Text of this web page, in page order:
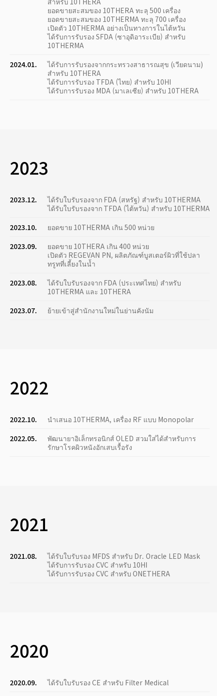
ยอดขายสะสมของ 10THERA ทะลุ 500 เครื่อง
ยอดขายสะสมของ 10THERMA ทะลุ 700 เครื่อง
เปิดตัว 10THERMA อย่างเป็นทางการในไต้หวัน
ได้รับการรับรอง SFDA (ซาอุดิอาระเบีย) สำหรับ
10THERMA
2024.01.
ได้รับการรับรองจากกระทรวงสาธารณสุข (เวียดนาม)
สำหรับ 10THERA
ได้รับการรับรอง TFDA (ไทย) สำหรับ 10HI
ได้รับการรับรอง MDA (มาเลเซีย) สำหรับ 10THERA
2023
2023.12.
ได้รับใบรับรองจาก FDA (สหรัฐ) สำหรับ 10THERMA
ได้รับใบรับรองจาก TFDA (ไต้หวัน) สำหรับ 10THERMA
2023.10.
ยอดขาย 10THERMA เกิน 500 หน่วย
2023.09.
ยอดขาย 10THERA เกิน 400 หน่วย
เปิดตัว REGEVAN PN, ผลิตภัณฑ์บูสเตอร์ผิวที่ใช้ปลา
ทรูทที่เลี้ยงในน้ำ
2023.08.
ได้รับใบรับรองจาก FDA (ประเทศไทย) สำหรับ
10THERMA และ 10THERA
2023.07.
ย้ายเข้าสู่สำนักงานใหม่ในย่านคังนัม
2022
2022.10.
นำเสนอ 10THERMA, เครื่อง RF แบบ Monopolar
2022.05.
พัฒนายาอิเล็กทรอนิกส์ OLED สวมใส่ได้สำหรับการ
รักษาโรคผิวหนังอักเสบเรื้อรัง
2021
2021.08.
ได้รับใบรับรอง MFDS สำหรับ Dr. Oracle LED Mask
ได้รับการรับรอง CVC สำหรับ 10HI
ได้รับการรับรอง CVC สำหรับ ONETHERA
2020
2020.09.
ได้รับใบรับรอง CE สำหรับ Filter Medical